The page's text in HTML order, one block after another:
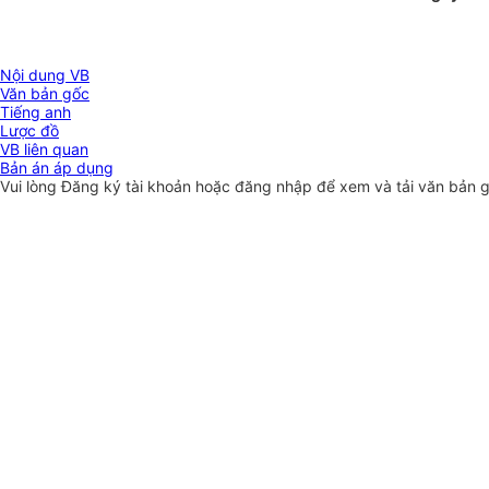
Nội dung VB
Văn bản gốc
Tiếng anh
Lược đồ
VB liên quan
Bản án áp dụng
Vui lòngĐăng ký tài khoản hoặc đăng nhập để xem và tải văn bản